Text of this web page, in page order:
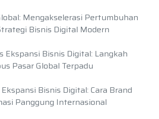
Mengakselerasi Pertumbuhan
Bisnis Digital Modern
Ekspansi Bisnis Digital: Langkah
Pasar Global Terpadu
Bisnis Digital: Cara Brand
Panggung Internasional